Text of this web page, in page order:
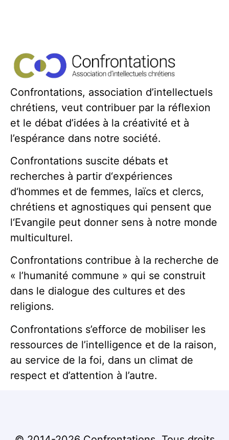
Confrontations, association d’intellectuels
chrétiens, veut contribuer par la réflexion
et le débat d’idées à la créativité et à
l’espérance dans notre société.
Confrontations suscite débats et
recherches à partir d‘expériences
d‘hommes et de femmes, laïcs et clercs,
chrétiens et agnostiques qui pensent que
l‘Evangile peut donner sens à notre monde
multiculturel.
Confrontations contribue à la recherche de
« l’humanité commune » qui se construit
dans le dialogue des cultures et des
religions.
Confrontations s’efforce de mobiliser les
ressources de l’intelligence et de la raison,
au service de la foi, dans un climat de
respect et d’attention à l’autre.